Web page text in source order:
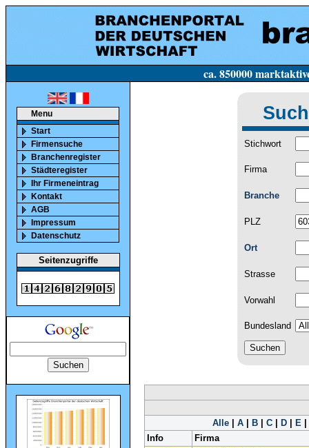
ca. 850000 marktaktive Firmen in
Menu
Start
Firmensuche
Branchenregister
Städteregister
Ihr Firmeneintrag
Kontakt
AGB
Impressum
Datenschutz
Seitenzugriffe
Stichwort
Firma
Branche
PLZ
Ort
Strasse
Vorwahl
Bundesland
Alle| A| B| C| D| E|
Info
Firma